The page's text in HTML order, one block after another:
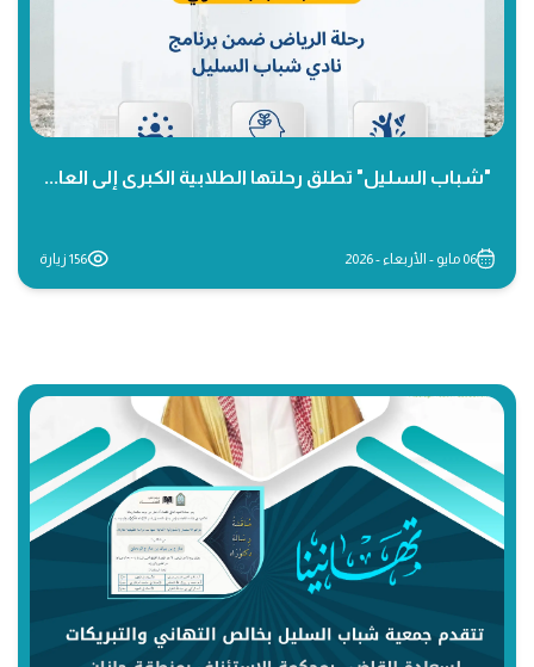
"شباب السليل" تطلق رحلتها الطلابية الكبرى إلى العا...
06 مايو - الأربعاء - 2026 156 زيارة